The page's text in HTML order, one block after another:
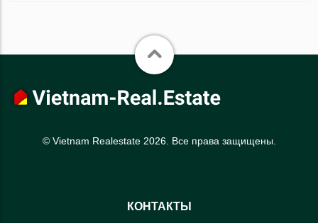
© Vietnam Realestate 2026. Все права защищены.
КОНТАКТЫ